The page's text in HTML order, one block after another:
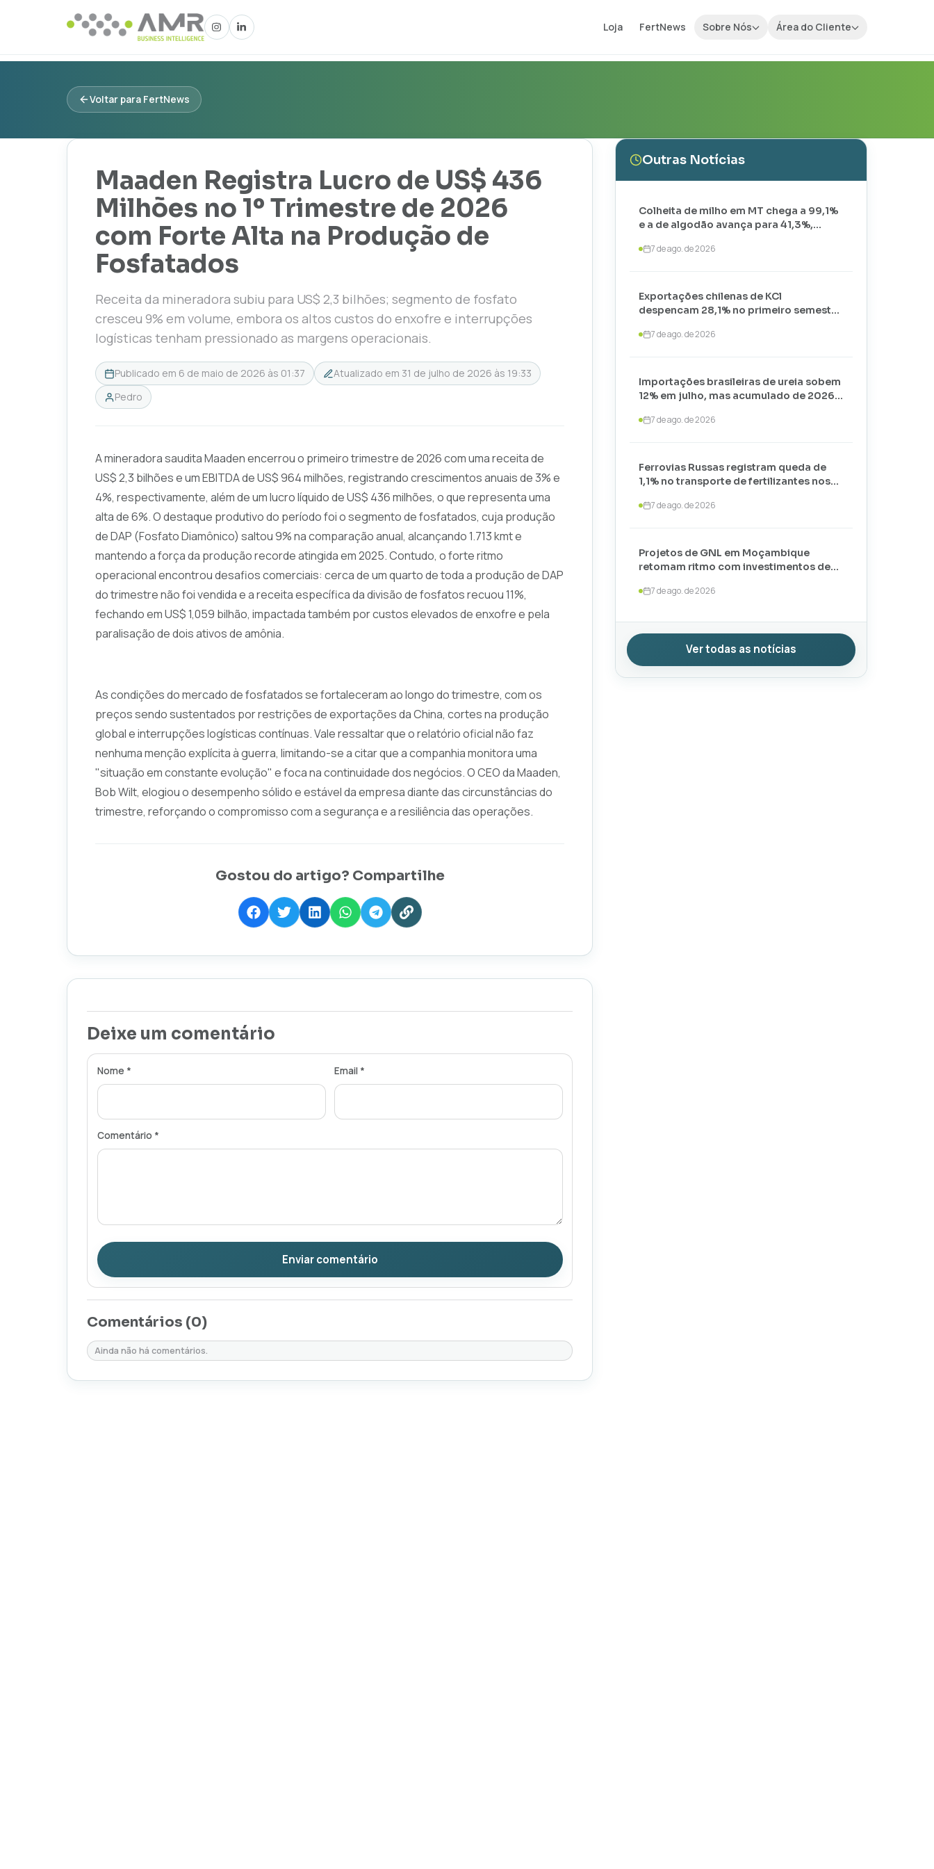
Loja FertNews Sobre Nós Área do Cliente
Voltar para FertNews
Maaden Registra Lucro de US$ 436
Milhões no 1º Trimestre de 2026
com Forte Alta na Produção de
Fosfatados
Receita da mineradora subiu para US$ 2,3 bilhões; segmento de fosfato
cresceu 9% em volume, embora os altos custos do enxofre e interrupções
logísticas tenham pressionado as margens operacionais.
Publicado em 6 de maio de 2026 às 01:37 Atualizado em 31 de julho de 2026 às 19:33
Pedro
A mineradora saudita Maaden encerrou o primeiro trimestre de 2026 com uma receita de
US$ 2,3 bilhões e um EBITDA de US$ 964 milhões, registrando crescimentos anuais de 3% e
4%, respectivamente, além de um lucro líquido de US$ 436 milhões, o que representa uma
alta de 6%. O destaque produtivo do período foi o segmento de fosfatados, cuja produção
de DAP (Fosfato Diamônico) saltou 9% na comparação anual, alcançando 1.713 kmt e
mantendo a força da produção recorde atingida em 2025. Contudo, o forte ritmo
operacional encontrou desafios comerciais: cerca de um quarto de toda a produção de DAP
do trimestre não foi vendida e a receita específica da divisão de fosfatos recuou 11%,
fechando em US$ 1,059 bilhão, impactada também por custos elevados de enxofre e pela
paralisação de dois ativos de amônia.
As condições do mercado de fosfatados se fortaleceram ao longo do trimestre, com os
preços sendo sustentados por restrições de exportações da China, cortes na produção
global e interrupções logísticas contínuas. Vale ressaltar que o relatório oficial não faz
nenhuma menção explícita à guerra, limitando-se a citar que a companhia monitora uma
"situação em constante evolução" e foca na continuidade dos negócios. O CEO da Maaden,
Bob Wilt, elogiou o desempenho sólido e estável da empresa diante das circunstâncias do
trimestre, reforçando o compromisso com a segurança e a resiliência das operações.
Gostou do artigo? Compartilhe
Deixe um comentário
Nome * Email *
Comentário *
Enviar comentário
Comentários (0)
Ainda não há comentários.
Outras Notícias
Colheita de milho em MT chega a 99,1%
e a de algodão avança para 41,3%,
7 de ago. de 2026
Exportações chilenas de KCl
despencam 28,1% no primeiro semestre
toneladas
7 de ago. de 2026
Importações brasileiras de ureia sobem
12% em julho, mas acumulado de 2026
7 de ago. de 2026
Ferrovias Russas registram queda de
1,1% no transporte de fertilizantes nos
7 de ago. de 2026
Projetos de GNL em Moçambique
retomam ritmo com investimentos de
TotalEnergies e ExxonMobil
7 de ago. de 2026
Ver todas as notícias